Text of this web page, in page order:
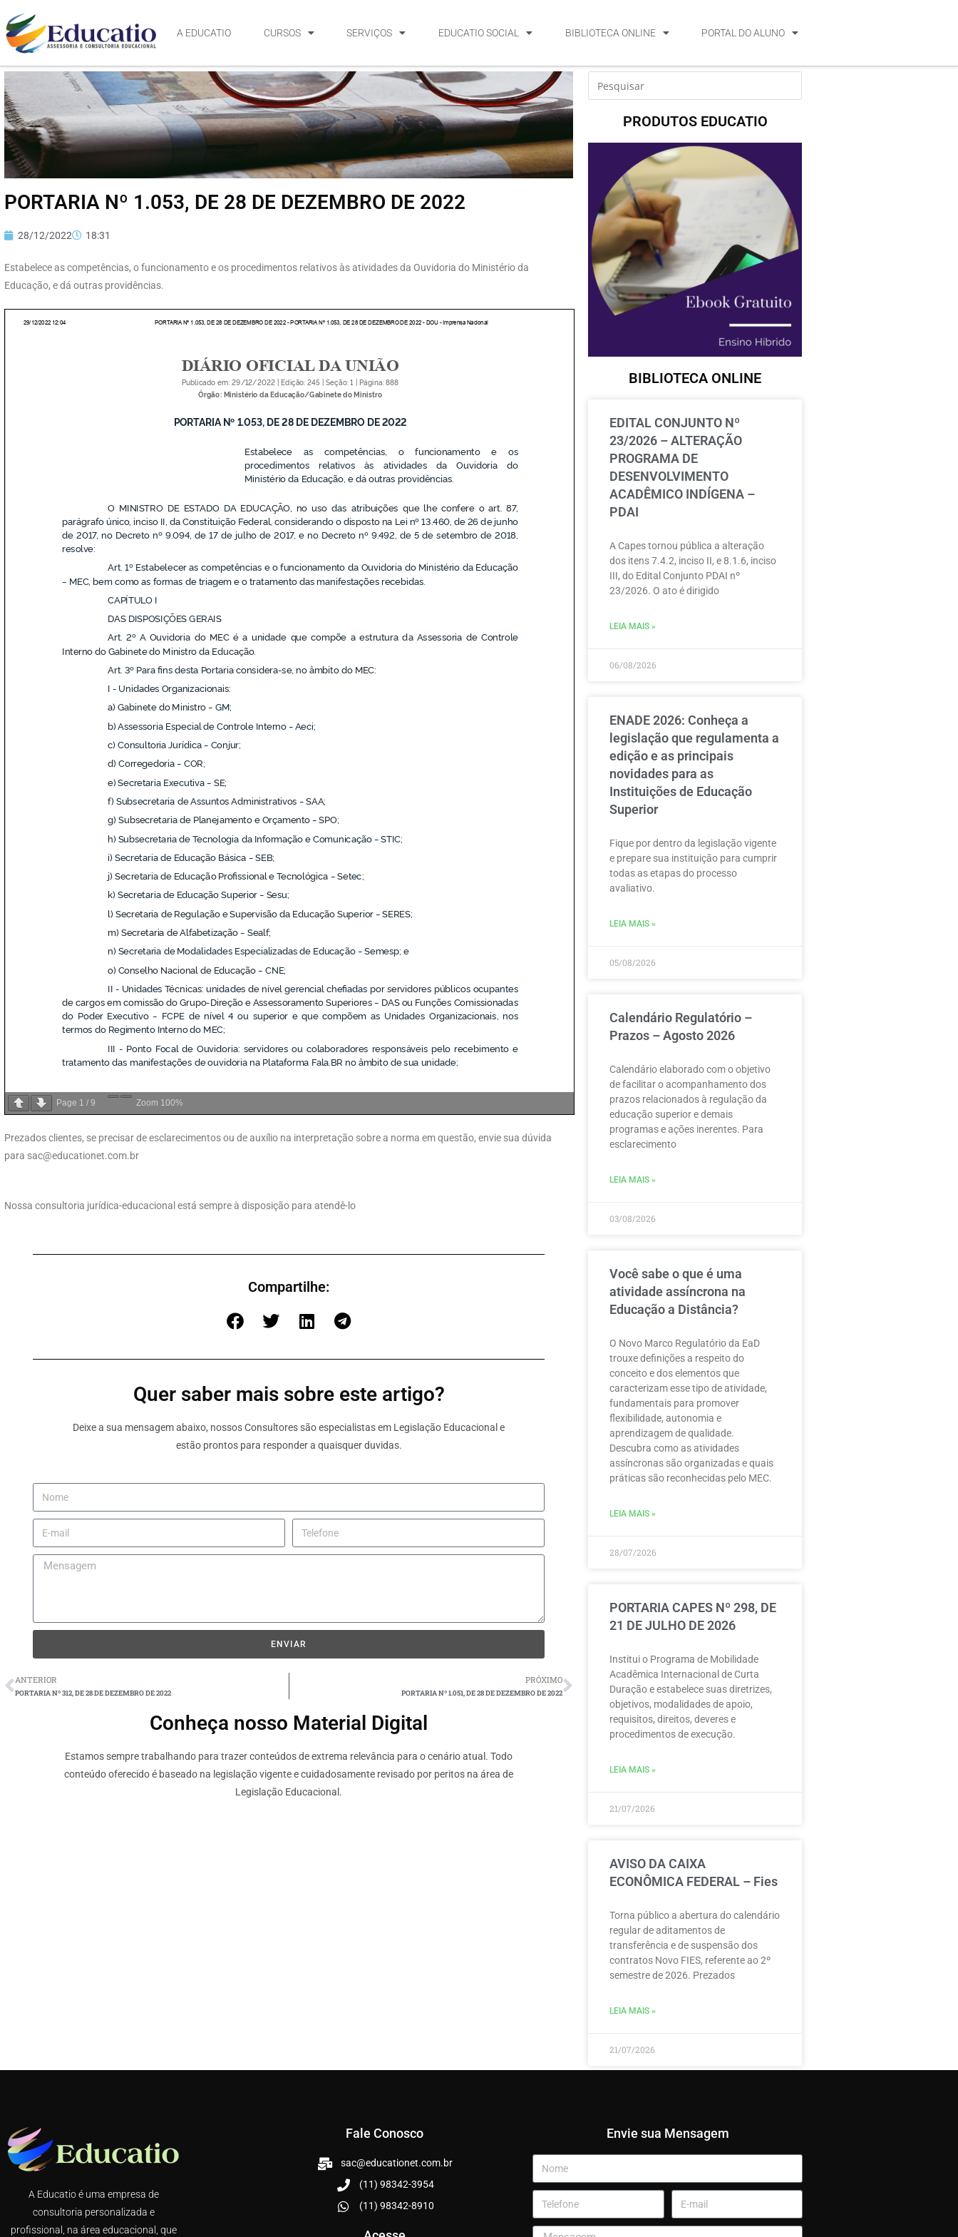
A EDUCATIO CURSOS SERVIÇOS EDUCATIO SOCIAL BIBLIOTECA ONLINE PORTAL DO ALUNO
PORTARIA Nº 1.053, DE 28 DE DEZEMBRO DE 2022
28/12/2022 18:31
Estabelece as competências, o funcionamento e os procedimentos relativos às atividades da Ouvidoria do Ministério da
Educação, e dá outras providências.
Page 1 / 9 Zoom 100%
Prezados clientes, se precisar de esclarecimentos ou de auxílio na interpretação sobre a norma em questão, envie sua dúvida
para sac@educationet.com.br
Nossa consultoria jurídica-educacional está sempre à disposição para atendê-lo
Compartilhe:
Quer saber mais sobre este artigo?
Deixe a sua mensagem abaixo, nossos Consultores são especialistas em Legislação Educacional e
estão prontos para responder a quaisquer duvidas.
ENVIAR
ANTERIOR
PORTARIA Nº 312, DE 28 DE DEZEMBRO DE 2022
PRÓXIMO
PORTARIA Nº 1.051, DE 28 DE DEZEMBRO DE 2022
Conheça nosso Material Digital
Estamos sempre trabalhando para trazer conteúdos de extrema relevância para o cenário atual. Todo
conteúdo oferecido é baseado na legislação vigente e cuidadosamente revisado por peritos na área de
Legislação Educacional.
PRODUTOS EDUCATIO
BIBLIOTECA ONLINE
EDITAL CONJUNTO Nº
23/2026 – ALTERAÇÃO
PROGRAMA DE
DESENVOLVIMENTO
ACADÊMICO INDÍGENA –
PDAI
A Capes tornou pública a alteração
dos itens 7.4.2, inciso II, e 8.1.6, inciso
III, do Edital Conjunto PDAI nº
23/2026. O ato é dirigido
LEIA MAIS »
06/08/2026
ENADE 2026: Conheça a
legislação que regulamenta a
edição e as principais
novidades para as
Instituições de Educação
Superior
Fique por dentro da legislação vigente
e prepare sua instituição para cumprir
todas as etapas do processo
avaliativo.
LEIA MAIS »
05/08/2026
Calendário Regulatório –
Prazos – Agosto 2026
Calendário elaborado com o objetivo
de facilitar o acompanhamento dos
prazos relacionados à regulação da
educação superior e demais
programas e ações inerentes. Para
esclarecimento
LEIA MAIS »
03/08/2026
Você sabe o que é uma
atividade assíncrona na
Educação a Distância?
O Novo Marco Regulatório da EaD
trouxe definições a respeito do
conceito e dos elementos que
caracterizam esse tipo de atividade,
fundamentais para promover
flexibilidade, autonomia e
aprendizagem de qualidade.
Descubra como as atividades
assíncronas são organizadas e quais
práticas são reconhecidas pelo MEC.
LEIA MAIS »
28/07/2026
PORTARIA CAPES Nº 298, DE
21 DE JULHO DE 2026
Institui o Programa de Mobilidade
Acadêmica Internacional de Curta
Duração e estabelece suas diretrizes,
objetivos, modalidades de apoio,
requisitos, direitos, deveres e
procedimentos de execução.
LEIA MAIS »
21/07/2026
AVISO DA CAIXA
ECONÔMICA FEDERAL – Fies
Torna público a abertura do calendário
regular de aditamentos de
transferência e de suspensão dos
contratos Novo FIES, referente ao 2º
semestre de 2026. Prezados
LEIA MAIS »
21/07/2026
A Educatio é uma empresa de
consultoria personalizada e
profissional, na área educacional, que
Fale Conosco
sac@educationet.com.br
(11) 98342-3954
(11) 98342-8910
Envie sua Mensagem